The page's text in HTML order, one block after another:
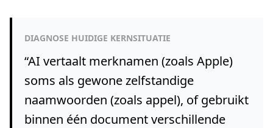
DIAGNOSE HUIDIGE KERNSITUATIE
“AI vertaalt merknamen (zoals Apple)
soms als gewone zelfstandige
naamwoorden (zoals appel), of gebruikt
binnen één document verschillende